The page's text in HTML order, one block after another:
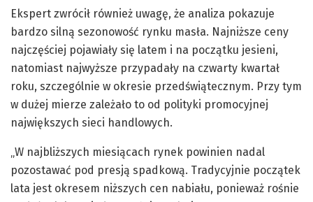
Ekspert zwrócił również uwagę, że analiza pokazuje
bardzo silną sezonowość rynku masła. Najniższe ceny
najczęściej pojawiały się latem i na początku jesieni,
natomiast najwyższe przypadały na czwarty kwartał
roku, szczególnie w okresie przedświątecznym. Przy tym
w dużej mierze zależało to od polityki promocyjnej
największych sieci handlowych.
„W najbliższych miesiącach rynek powinien nadal
pozostawać pod presją spadkową. Tradycyjnie początek
lata jest okresem niższych cen nabiału, ponieważ rośnie